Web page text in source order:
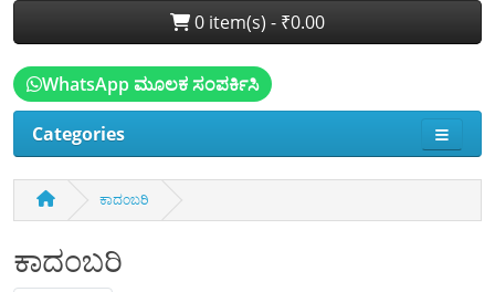
0 item(s) - ₹0.00
WhatsApp ಮೂಲಕ ಸಂಪರ್ಕಿಸಿ
Categories
ಕಾದಂಬರಿ
ಕಾದಂಬರಿ